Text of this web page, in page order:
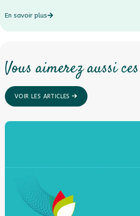
En savoir plus
Vous aimerez aussi
VOIR LES ARTICLES